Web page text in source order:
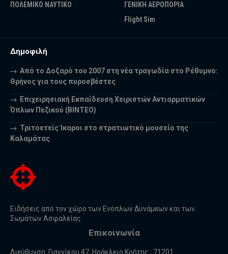
ΠΟΛΕΜΙΚΟ ΝΑΥΤΙΚΟ
ΓΕΝΙΚΗ ΑΕΡΟΠΟΡΙΑ
Flight Sim
Δημοφιλή
Από το Δοξαρό του 2007 στη νέα τραγωδία στο Ρέθυμνο:
Θρήνος για τους πυροσβέστες
Επιχειρησιακή Εκπαίδευση Χειριστών Αντιαρματικών
Όπλων Πεζικού (ΒΙΝΤΕΟ)
Τριτοετείς Ίκαροι στο στρατιωτικό μουσείο της
Καλαμάτας
Ειδήσεις από τον χώρο των Ενόπλων Δυνάμεων και των
Σωμάτων Ασφαλείας
Επικοινωνία
Διεύθυνση: Γιαννίκου 47, Ηράκλειο Κρήτης , 71201